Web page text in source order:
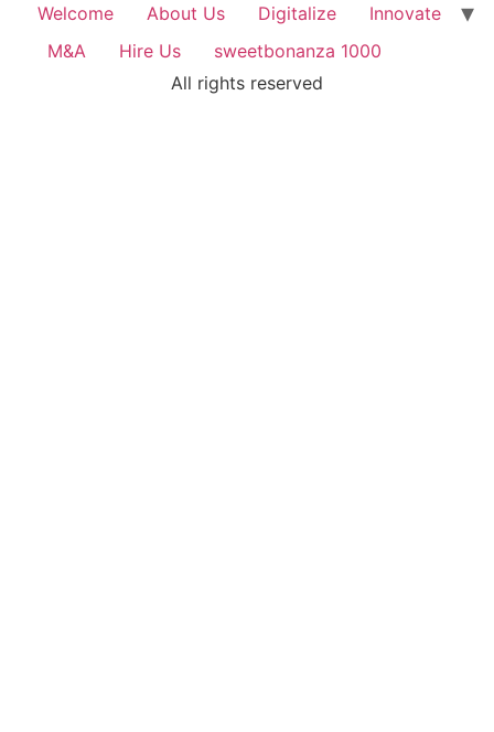
Welcome
About Us Digitalize
Innovate
M&A
Hire Us
sweetbonanza 1000
All rights reserved